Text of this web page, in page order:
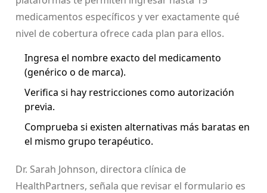
medicamentos específicos y ver exactamente qué
nivel de cobertura ofrece cada plan para ellos.
Ingresa el nombre exacto del medicamento
(genérico o de marca).
Verifica si hay restricciones como autorización
previa.
Comprueba si existen alternativas más baratas en
el mismo grupo terapéutico.
Dr. Sarah Johnson, directora clínica de
HealthPartners, señala que revisar el formulario es